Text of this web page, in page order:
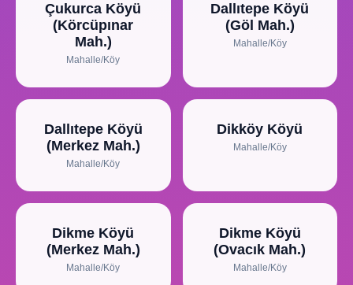
Çukurca Köyü
(Körcüpınar
Mah.)
Mahalle/Köy
Dallıtepe Köyü
(Göl Mah.)
Mahalle/Köy
Dallıtepe Köyü
(Merkez Mah.)
Mahalle/Köy
Dikköy Köyü
Mahalle/Köy
Dikme Köyü
(Merkez Mah.)
Mahalle/Köy
Dikme Köyü
(Ovacık Mah.)
Mahalle/Köy